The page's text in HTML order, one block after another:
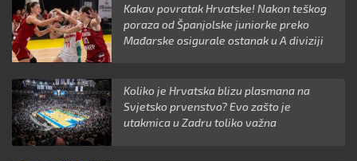
Kakav povratak Hrvatske! Nakon teškog
poraza od Španjolske juniorke preko
Mađarske osigurale ostanak u A diviziji
Koliko je Hrvatska blizu plasmana na
Svjetsko prvenstvo? Evo zašto je
utakmica u Zadru toliko važna